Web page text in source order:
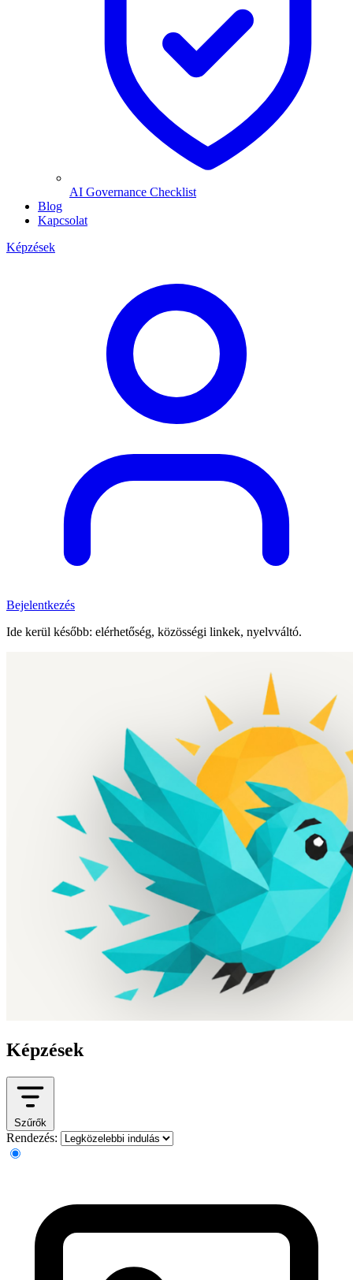
AI Governance Checklist
Blog
Kapcsolat
Képzések
Bejelentkezés
Ide kerül később: elérhetőség, közösségi linkek, nyelvváltó.
Képzések
Szűrők
Rendezés: